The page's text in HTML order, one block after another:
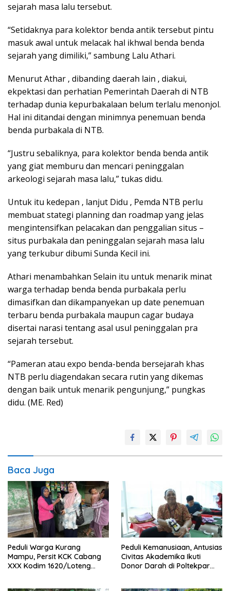
sejarah masa lalu tersebut.
“Setidaknya para kolektor benda antik tersebut pintu
masuk awal untuk melacak hal ikhwal benda benda
sejarah yang dimiliki,” sambung Lalu Athari.
Menurut Athar , dibanding daerah lain , diakui,
ekpektasi dan perhatian Pemerintah Daerah di NTB
terhadap dunia kepurbakalaan belum terlalu menonjol.
Hal ini ditandai dengan minimnya penemuan benda
benda purbakala di NTB.
“Justru sebaliknya, para kolektor benda benda antik
yang giat memburu dan mencari peninggalan
arkeologi sejarah masa lalu,” tukas didu.
Untuk itu kedepan , lanjut Didu , Pemda NTB perlu
membuat stategi planning dan roadmap yang jelas
mengintensifkan pelacakan dan penggalian situs –
situs purbakala dan peninggalan sejarah masa lalu
yang terkubur dibumi Sunda Kecil ini.
Athari menambahkan Selain itu untuk menarik minat
warga terhadap benda benda purbakala perlu
dimasifkan dan dikampanyekan up date penemuan
terbaru benda purbakala maupun cagar budaya
disertai narasi tentang asal usul peninggalan pra
sejarah tersebut.
“Pameran atau expo benda-benda bersejarah khas
NTB perlu diagendakan secara rutin yang dikemas
dengan baik untuk menarik pengunjung,” pungkas
didu. (ME. Red)
Baca Juga
Peduli Warga Kurang
Mampu, Persit KCK Cabang
XXX Kodim 1620/Loteng
Peduli Kemanusiaan, Antusias
Civitas Akademika Ikuti
Donor Darah di Poltekpar